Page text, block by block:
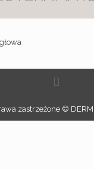
zastrzeżone ©